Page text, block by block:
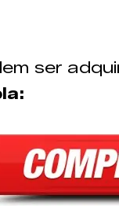
ser